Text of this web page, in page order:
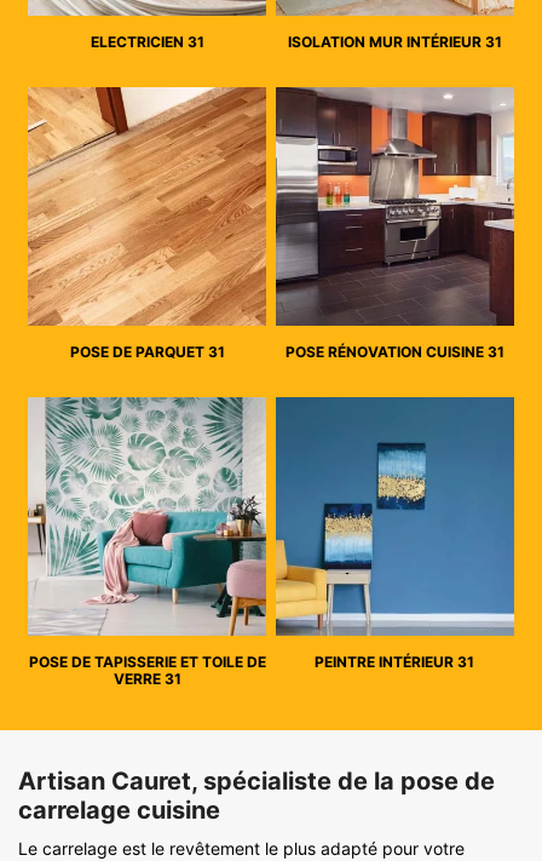
ELECTRICIEN 31 ISOLATION MUR INTÉRIEUR 31
POSE DE PARQUET 31 POSE RÉNOVATION CUISINE 31
POSE DE TAPISSERIE ET TOILE DE
VERRE 31
PEINTRE INTÉRIEUR 31
Artisan Cauret, spécialiste de la pose de
carrelage cuisine
Le carrelage est le revêtement le plus adapté pour votre